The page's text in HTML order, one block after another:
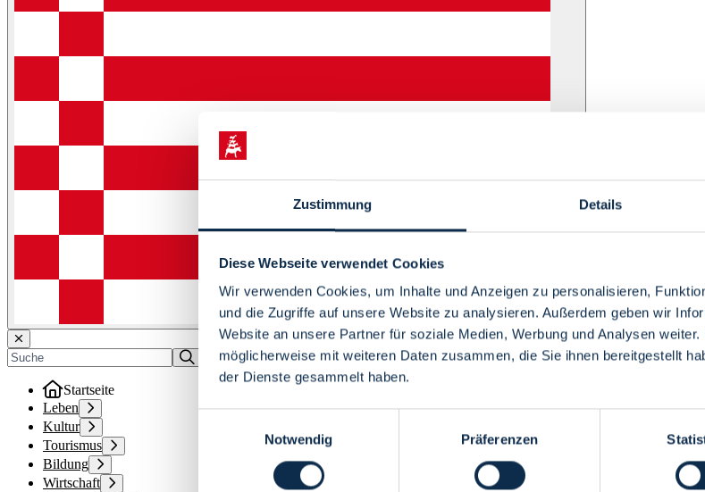
Zustimmung Details
Diese Webseite verwendet Cookies
Wir verwenden Cookies, um Inhalte und Anzeigen zu personalisieren,
und die Zugriffe auf unsere Website zu analysieren. Außerdem geben wir
Website an unsere Partner für soziale Medien, Werbung und Analysen
möglicherweise mit weiteren Daten zusammen, die Sie ihnen bereitgestellt
der Dienste gesammelt haben.
Notwendig
Präferenzen
Menü
Startseite
Leben
Kultur
Tourismus
Bildung
Wirtschaft